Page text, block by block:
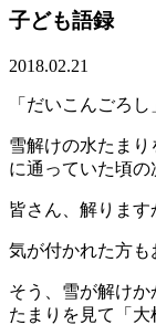
子ども語録
2018.02.21
「だいこんごろし
雪解けの水たま
に通っていた頃の
皆さん、解ります
気が付かれた方も
そう、雪が解け
たまりを見て「大